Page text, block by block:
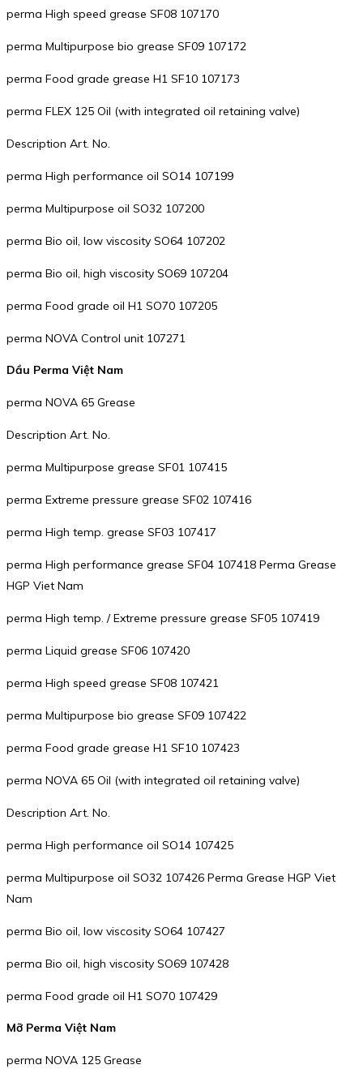
perma High speed grease SF08 107170
perma Multipurpose bio grease SF09 107172
perma Food grade grease H1 SF10 107173
perma FLEX 125 Oil (with integrated oil retaining valve)
Description Art. No.
perma High performance oil SO14 107199
perma Multipurpose oil SO32 107200
perma Bio oil, low viscosity SO64 107202
perma Bio oil, high viscosity SO69 107204
perma Food grade oil H1 SO70 107205
perma NOVA Control unit 107271
Dầu Perma Việt Nam
perma NOVA 65 Grease
Description Art. No.
perma Multipurpose grease SF01 107415
perma Extreme pressure grease SF02 107416
perma High temp. grease SF03 107417
perma High performance grease SF04 107418 Perma Grease
HGP Viet Nam
perma High temp. / Extreme pressure grease SF05 107419
perma Liquid grease SF06 107420
perma High speed grease SF08 107421
perma Multipurpose bio grease SF09 107422
perma Food grade grease H1 SF10 107423
perma NOVA 65 Oil (with integrated oil retaining valve)
Description Art. No.
perma High performance oil SO14 107425
perma Multipurpose oil SO32 107426 Perma Grease HGP Viet
Nam
perma Bio oil, low viscosity SO64 107427
perma Bio oil, high viscosity SO69 107428
perma Food grade oil H1 SO70 107429
Mỡ Perma Việt Nam
perma NOVA 125 Grease